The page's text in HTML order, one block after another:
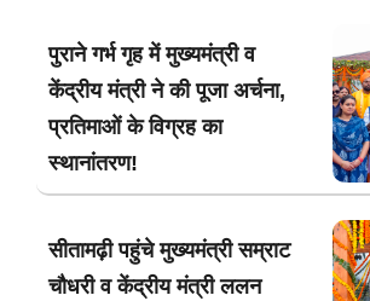
पुराने गर्भ गृह में मुख्यमंत्री व
केंद्रीय मंत्री ने की पूजा अर्चना,
प्रतिमाओं के विग्रह का
स्थानांतरण!
सीतामढ़ी पहुंचे मुख्यमंत्री सम्राट
चौधरी व केंद्रीय मंत्री ललन